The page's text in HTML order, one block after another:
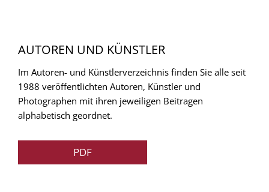
AUTOREN UND KÜNSTLER
Im Autoren- und Künstlerverzeichnis finden Sie alle seit
1988 veröffentlichten Autoren, Künstler und
Photographen mit ihren jeweiligen Beitragen
alphabetisch geordnet.
PDF